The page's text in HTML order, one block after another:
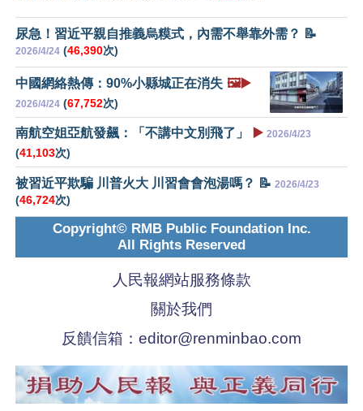
尿急！習近平親自推義烏糢式，內需不舉靠外需？ 📝
2026/4/24 (46,390次)
中國網絡熱傳：90%小縣城正在消失 🖼️▶️
2026/4/24 (67,752次)
南航空姐亞航發飆：「不講中文別飛了」 ▶️ 2026/4/23
(41,103次)
被習近平欺騙 川普火大 川習會會泡湯嗎？ 📝 2026/4/23
(46,724次)
Copyright© RMB Public Foundation Inc.
All Rights Reserved
人民報網站服務條款
關於我們
反饋信箱： editor@renminbao.com